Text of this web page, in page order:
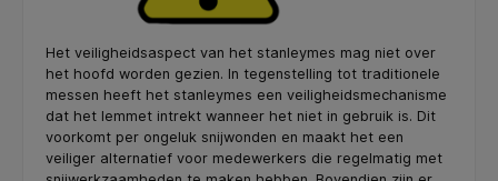
Het veiligheidsaspect van het stanleymes mag niet over
het hoofd worden gezien. In tegenstelling tot traditionele
messen heeft het stanleymes een veiligheidsmechanisme
dat het lemmet intrekt wanneer het niet in gebruik is. Dit
voorkomt per ongeluk snijwonden en maakt het een
veiliger alternatief voor medewerkers die regelmatig met